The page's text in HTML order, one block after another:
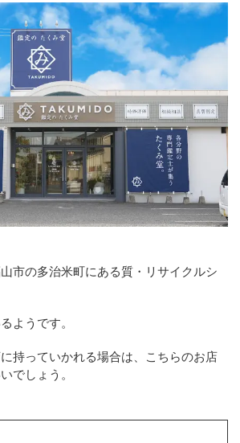
山市の多治米町にある質・リサイクルシ
ようです。
持っていかれる場合は、こちらのお店
でしょう。